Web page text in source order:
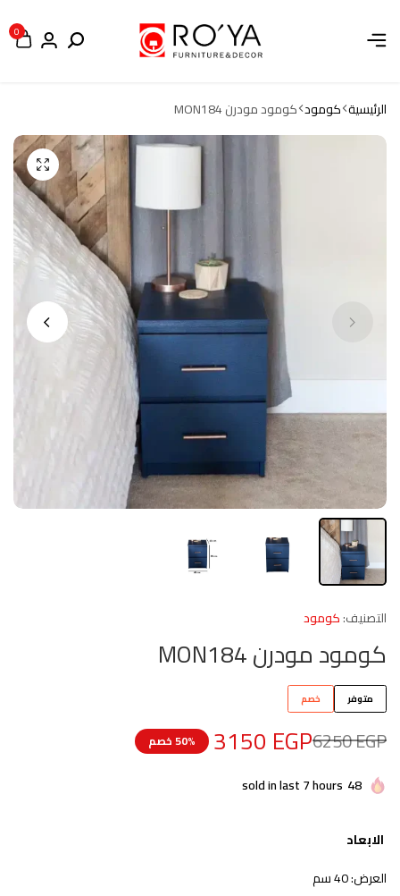
0
الرئيسية كومود كومود مودرن MON184
التصنيف:كومود
كومود مودرن MON184
متوفر خصم
6250EGP
3150 EGP 50% خصم
48
sold in last 7 hours
الابعاد
العرض: 40 سم